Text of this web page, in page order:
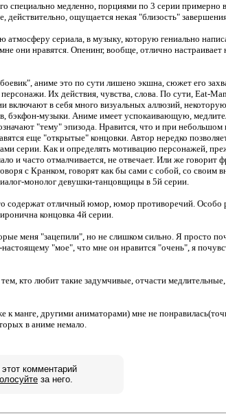
специально медленно, порциями по 3 серии примерно
действительно, ощущается некая "близость"
атмосферу сериала, в музыку, которую гениально
они нравятся. Опенинг, вообще, отлично
аниме это по сути лишено экшна, сюжет его
Их действия, чувства, слова. По сути, Eat-
включают в себя много визуальных аллюзий,
бэкфон-музыки. Аниме имеет успокаивающую,
"тему" эпизода. Нравится, что и при небольшом
еще "открытые" концовки. Автор нередко
серии. Как и определять мотивацию персонажей,
и часто отмалчивается, не отвечает. Или же
с Кранком, говорят как бы сами с собой, со своим
монолог девушки-танцовщицы в 5й серии.
содержат отличный юмор, юмор противоречий.
концовка 4й серии.
меня "зацепили", но не слишком сильно. Я просто
"мое", что мне он нравится "очень", я
кто любит такие задумчивые, отчасти
к манге, другими аниматорами) мне не
в аниме немало.
комментарий
за него.